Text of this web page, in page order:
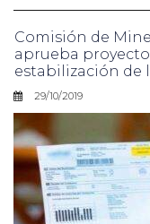
Comisión de
aprueba
estabilización de
29/10/2019